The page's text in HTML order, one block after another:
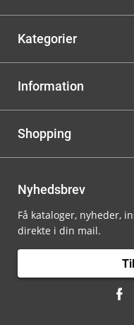
Kategorier
Information
Shopping
Nyhedsbrev
Få kataloger, nyheder,
direkte i din mail.